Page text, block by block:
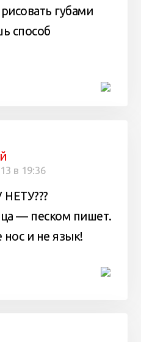
губами
способ
в 19:36
— песком пишет.
нос и не язык!